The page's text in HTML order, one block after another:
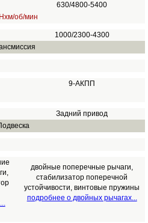
630/4800-5400
об/мин
1000/2300-4300
9-АКПП
Задний привод
двойные поперечные рычаги,
стабилизатор поперечной
устойчивости, винтовые пружины
подробнее о двойных рычагах...